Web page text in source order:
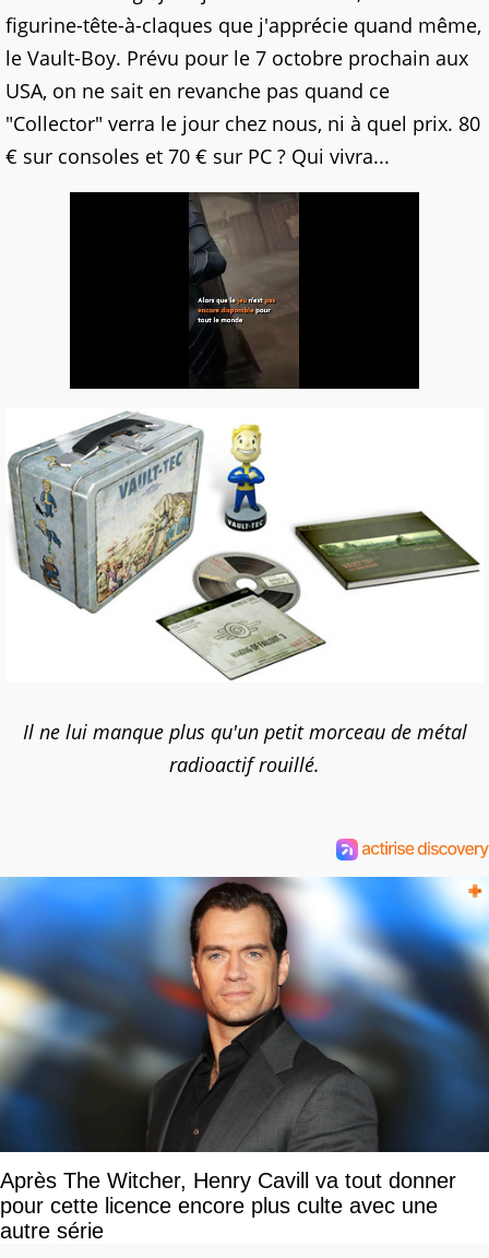
figurine-tête-à-claques que j'apprécie quand même,
le Vault-Boy. Prévu pour le 7 octobre prochain aux
USA, on ne sait en revanche pas quand ce
"Collector" verra le jour chez nous, ni à quel prix. 80
€ sur consoles et 70 € sur PC ? Qui vivra...
Il ne lui manque plus qu'un petit morceau de métal
radioactif rouillé.
Après The Witcher, Henry Cavill va tout donner
pour cette licence encore plus culte avec une
autre série